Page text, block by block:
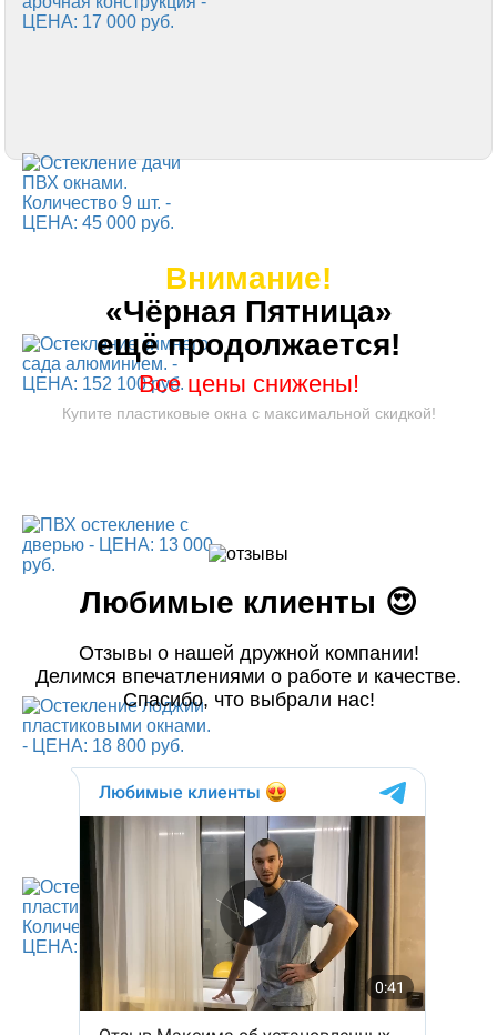
Внимание!
«Чёрная Пятница»
ещё продолжается!
Все цены снижены!
Купите пластиковые окна с максимальной скидкой!
Любимые клиенты 😍
Отзывы о нашей дружной компании!
Делимся впечатлениями о работе и качестве.
Спасибо, что выбрали нас!